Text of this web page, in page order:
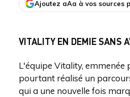
Ajoutez aAa à vos sources
VITALITY EN DEMIE SANS
L'équipe Vitality, emmenée
pourtant réalisé un
qui a une nouvelle fois